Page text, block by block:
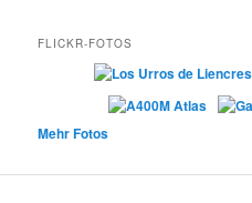
FLICKR-FOTOS
Mehr Fotos